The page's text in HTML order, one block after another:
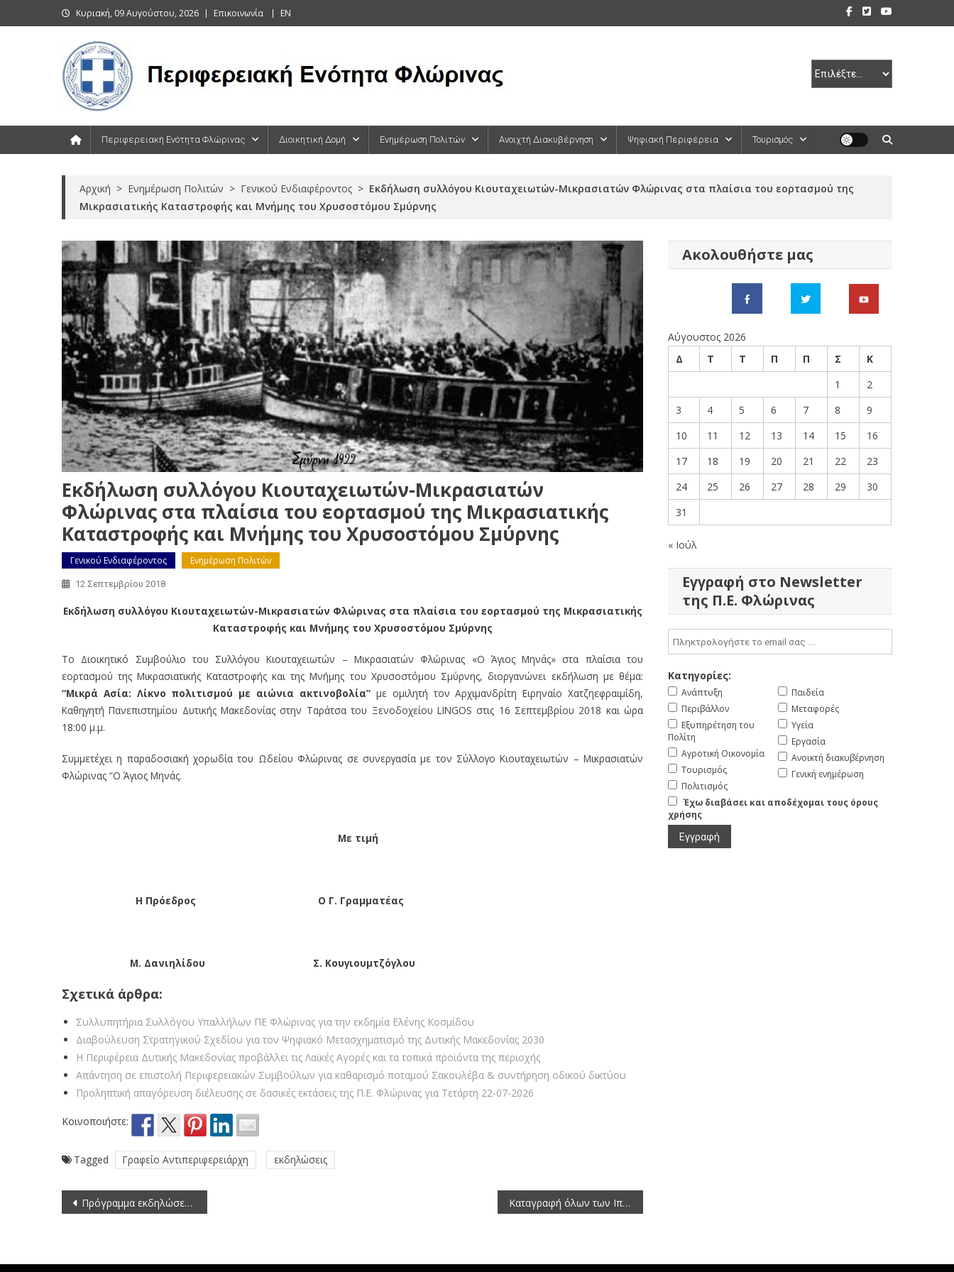
to
Κυριακή, 09 Αυγούστου, 2026 Επικοινωνία EN
Περιφερειακή Ενότητα Φλώρινας Διοικητική Δομή Ενημέρωση Πολιτών Ανοιχτή Διακυβέρνηση Ψηφιακή Περιφέρεια Τουρισμός
Αρχική > Ενημέρωση Πολιτών > Γενικού Ενδιαφέροντος > Εκδήλωση συλλόγου Κιουταχειωτών-Μικρασιατών Φλώρινας στα πλαίσια του εορτασμού της
Μικρασιατικής Καταστροφής και Μνήμης του Χρυσοστόμου Σμύρνης
Εκδήλωση συλλόγου Κιουταχειωτών-Μικρασιατών
Φλώρινας στα πλαίσια του εορτασμού της Μικρασιατικής
Καταστροφής και Μνήμης του Χρυσοστόμου Σμύρνης
Γενικού Ενδιαφέροντος Ενημέρωση Πολιτών
12 Σεπτεμβρίου 2018
Εκδήλωση συλλόγου Κιουταχειωτών-Μικρασιατών Φλώρινας στα πλαίσια του εορτασμού της Μικρασιατικής
Καταστροφής και Μνήμης του Χρυσοστόμου Σμύρνης
Το Διοικητικό Συμβούλιο του Συλλόγου Κιουταχειωτών – Μικρασιατών Φλώρινας «Ο Άγιος Μηνάς» στα πλαίσια του
εορτασμού της Μικρασιατικής Καταστροφής και της Μνήμης του Χρυσοστόμου Σμύρνης, διοργανώνει εκδήλωση με θέμα:
“Μικρά Ασία: Λίκνο πολιτισμού με αιώνια ακτινοβολία” με ομιλητή τον Αρχιμανδρίτη Ειρηναίο Χατζηεφραιμίδη,
Καθηγητή Πανεπιστημίου Δυτικής Μακεδονίας στην Ταράτσα του Ξενοδοχείου LINGOS στις 16 Σεπτεμβρίου 2018 και ώρα
18:00 μ.μ.
Συμμετέχει η παραδοσιακή χορωδία του Ωδείου Φλώρινας σε συνεργασία με τον Σύλλογο Κιουταχειωτών – Μικρασιατών
Φλώρινας “Ο Άγιος Μηνάς.
Με τιμή
Η Πρόεδρος Ο Γ. Γραμματέας
Μ. Δανιηλίδου Σ. Κουγιουμτζόγλου
Σχετικά άρθρα:
Συλλυπητήρια Συλλόγου Υπαλλήλων ΠΕ Φλώρινας για την εκδημία Ελένης Κοσμίδου
Διαβούλευση Στρατηγικού Σχεδίου για τον Ψηφιακό Μετασχηματισμό της Δυτικής Μακεδονίας 2030
Η Περιφέρεια Δυτικής Μακεδονίας προβάλλει τις Λαϊκές Αγορές και τα τοπικά προϊόντα της περιοχής
Απάντηση σε επιστολή Περιφερειακών Συμβούλων για καθαρισμό ποταμού Σακουλέβα & συντήρηση οδικού δικτύου
Προληπτική απαγόρευση διέλευσης σε δασικές εκτάσεις της Π.Ε. Φλώρινας για Τετάρτη 22-07-2026
Κοινοποιήστε:
Tagged Γραφείο Αντιπεριφερειάρχη εκδηλώσεις
Πλοήγηση
Πρόγραμμα εκδηλώσεων για την Ημέρα Μνήμης της Γενοκτονίας των Ελλήνων της Μικράς Ασίας από το τουρκικό κράτος στην πόλη της Φλώρινας Καταγραφή όλων των Ιπποειδών της ΠΕ Φλώρινας
Ακολουθήστε μας
Αύγουστος 2026
Δ
Τ Τ Π Π Σ
Κ
1
2
3
4 5 6 7 8
9
10
11 12 13 14 15
16
17
18 19 20 21 22
23
24
25 26 27 28 29
30
31
« Ιούλ
Εγγραφή στο Newsletter
της Π.Ε. Φλώρινας
Κατηγορίες:
Ανάπτυξη
Περιβάλλον
Εξυπηρέτηση του
Πολίτη
Αγροτική Οικονομία
Τουρισμός
Πολιτισμός
Παιδεία
Μεταφορές
Υγεία
Εργασία
Ανοικτή διακυβέρνηση
Γενική ενημέρωση
Έχω διαβάσει και αποδέχομαι τους όρους
χρήσης